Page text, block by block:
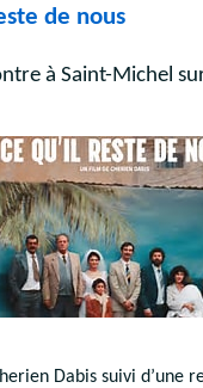
de nous
à Saint-Michel
Dabis suivi d’une